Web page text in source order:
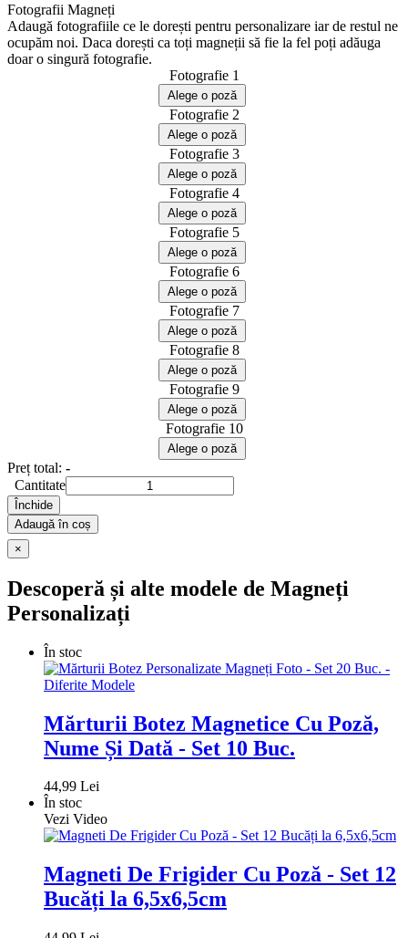
Fotografii Magneți
Adaugă fotografiile ce le dorești pentru personalizare iar de restul ne
ocupăm noi. Daca dorești ca toți magneții să fie la fel poți adăuga
doar o singură fotografie.
Fotografie 1
Fotografie 2
Fotografie 3
Fotografie 4
Fotografie 5
Fotografie 6
Fotografie 7
Fotografie 8
Fotografie 9
Fotografie 10
Preț total: -
Cantitate
Adaugă în coș
×
Descoperă și alte modele de Magneți
Personalizați
În stoc
Mărturii Botez Magnetice Cu Poză,
Nume Și Dată - Set 10 Buc.
44,99 Lei
În stoc
Vezi Video
Magneti De Frigider Cu Poză - Set 12
Bucăți la 6,5x6,5cm